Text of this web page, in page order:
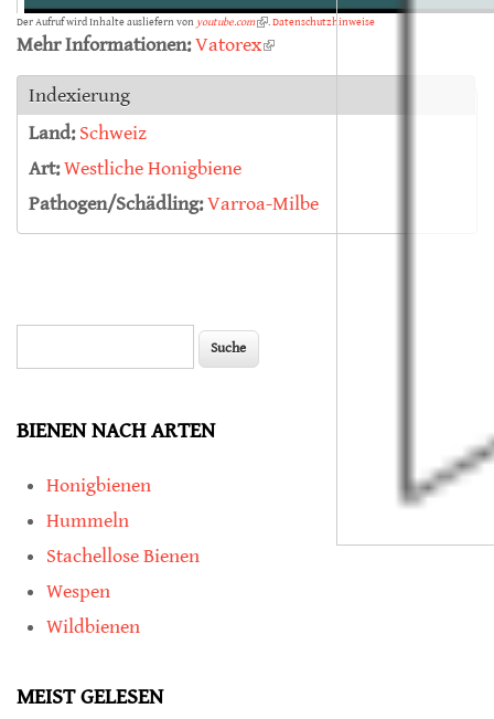
Der Aufruf wird Inhalte ausliefern von youtube.com(link is external)
.Datenschutzhinweise
Mehr Informationen:Vatorex(link is external)
Indexierung
Land:Schweiz
Art:Westliche Honigbiene
Pathogen/Schädling:Varroa-Milbe
BIENEN NACH ARTEN
Honigbienen
Hummeln
Stachellose Bienen
Wespen
Wildbienen
MEIST GELESEN